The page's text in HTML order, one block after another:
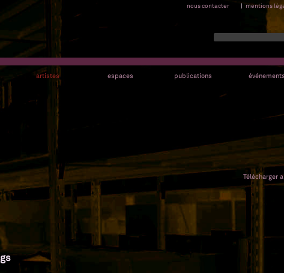
nous contacter | mentions
artistes espaces publications événements
Télécharger